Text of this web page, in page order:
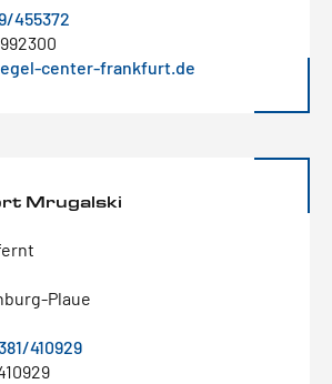
455372
center-frankfurt.de
Mrugalski
Plaue
410929